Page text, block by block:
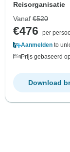
Reisorganisatie
Vanaf €520
€476
per
Aanmelden to
Prijs gebaseerd
Download